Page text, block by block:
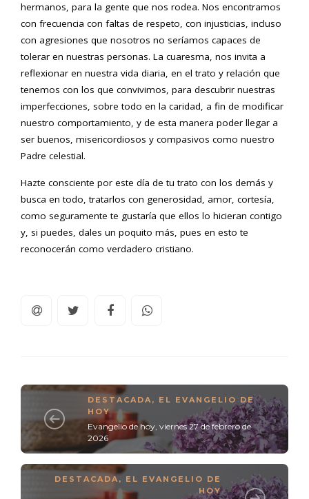
hermanos, para la gente que nos rodea. Nos encontramos
con frecuencia con faltas de respeto, con injusticias, incluso
con agresiones que nosotros no seríamos capaces de
tolerar en nuestras personas. La cuaresma, nos invita a
reflexionar en nuestra vida diaria, en el trato y relación que
tenemos con los que convivimos, para descubrir nuestras
imperfecciones, sobre todo en la caridad, a fin de modificar
nuestro comportamiento, y de esta manera poder llegar a
ser buenos, misericordiosos y compasivos como nuestro
Padre celestial.
Hazte consciente por este día de tu trato con los demás y
busca en todo, tratarlos con generosidad, amor, cortesía,
como seguramente te gustaría que ellos lo hicieran contigo
y, si puedes, dales un poquito más, pues en esto te
reconocerán como verdadero cristiano.
DESTACADA, EL EVANGELIO DE
HOY
Evangelio de hoy, viernes 27 de febrero de
2026
DESTACADA, EL EVANGELIO DE
HOY